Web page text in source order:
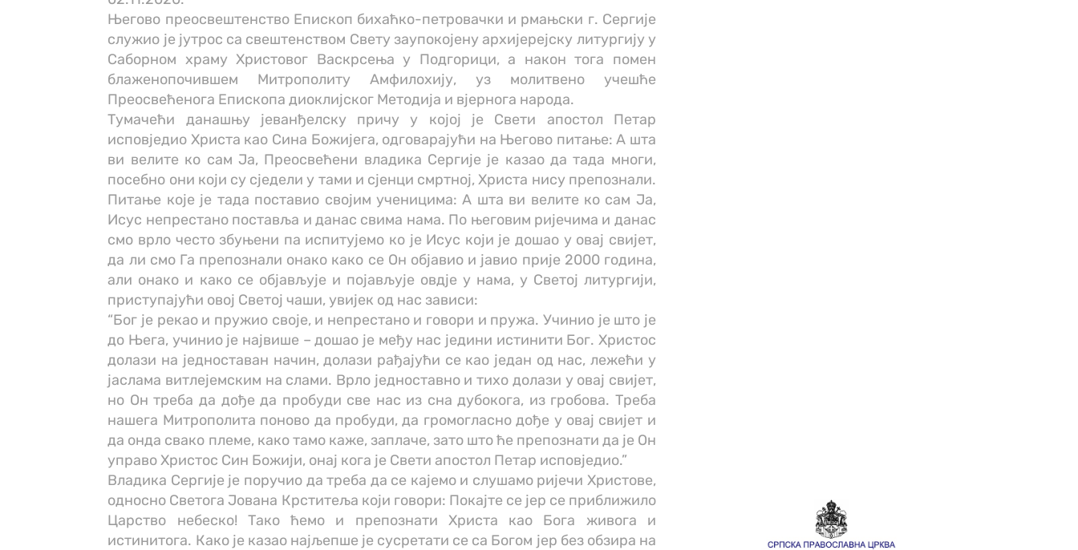
Његово преосвештенство Епископ бихаћко-петровачки и рмањски г. Сергије
служио је јутрос са свештенством Свету заупокојену архијерејску литургију у
Саборном храму Христовог Васкрсења у Подгорици, а након тога помен
блаженопочившем Митрополиту Амфилохију, уз молитвено учешће
Преосвећенога Епископа диоклијског Методија и вјернога народа.
Тумачећи данашњу јеванђелску причу у којој је Свети апостол Петар
исповједио Христа као Сина Божијега, одговарајући на Његово питање: А шта
ви велите ко сам Ја, Преосвећени владика Сергије је казао да тада многи,
посебно они који су сједели у тами и сјенци смртној, Христа нису препознали.
Питање које је тада поставио својим ученицима: А шта ви велите ко сам Ја,
Исус непрестано поставља и данас свима нама. По његовим ријечима и данас
смо врло често збуњени па испитујемо ко је Исус који је дошао у овај свијет,
да ли смо Га препознали онако како се Он објавио и јавио прије 2000 година,
али онако и како се објављује и појављује овдје у нама, у Светој литургији,
приступајући овој Светој чаши, увијек од нас зависи:
“Бог је рекао и пружио своје, и непрестано и говори и пружа. Учинио је што је
до Њега, учинио је највише – дошао је међу нас једини истинити Бог. Христос
долази на једноставан начин, долази рађајући се као један од нас, лежећи у
јаслама витлејемским на слами. Врло једноставно и тихо долази у овај свијет,
но Он треба да дође да пробуди све нас из сна дубокога, из гробова. Треба
нашега Митрополита поново да пробуди, да громогласно дође у овај свијет и
да онда свако племе, како тамо каже, заплаче, зато што ће препознати да је Он
управо Христос Син Божији, онај кога је Свети апостол Петар исповједио.”
Владика Сергије је поручио да треба да се кајемо и слушамо ријечи Христове,
односно Светога Јована Крститеља који говори: Покајте се јер се приближило
Царство небеско! Тако ћемо и препознати Христа као Бога живога и
истинитога. Како је казао најљепше је сусретати се са Богом јер без обзира на